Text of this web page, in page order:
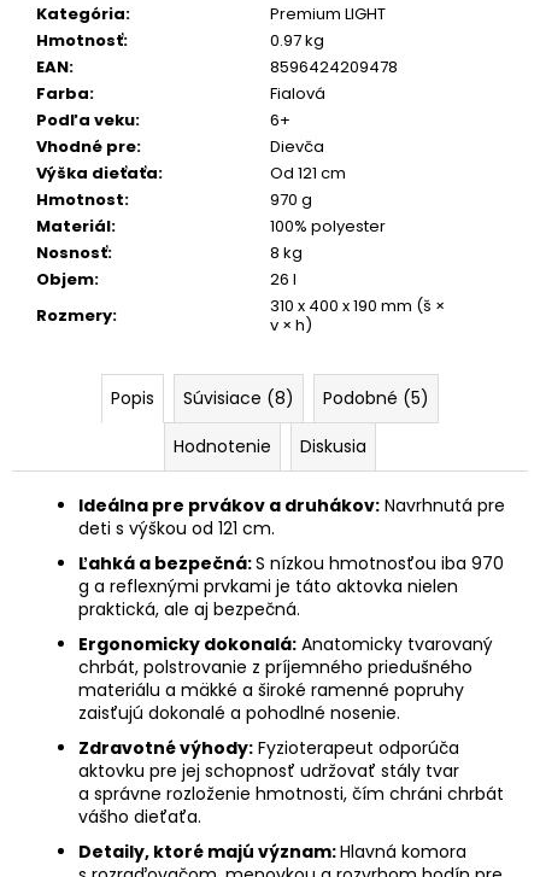
Kategória:
Premium LIGHT
Hmotnosť:
0.97 kg
EAN:
8596424209478
Farba:
Fialová
Podľa veku:
6+
Vhodné pre:
Dievča
Výška dieťaťa:
Od 121 cm
Hmotnost:
970 g
Materiál:
100% polyester
Nosnosť:
8 kg
Objem:
26 l
Rozmery:
310 x 400 x 190 mm (š ×
v × h)
Popis Súvisiace (8)
Podobné (5)
Hodnotenie
Diskusia
Ideálna pre prvákov a druhákov: Navrhnutá pre
deti s výškou od 121 cm.
Ľahká a bezpečná:S nízkou hmotnosťou iba 970
g a reflexnými prvkami je táto aktovka nielen
praktická, ale aj bezpečná.
Ergonomicky dokonalá: Anatomicky tvarovaný
chrbát, polstrovanie z príjemného priedušného
materiálu a mäkké a široké ramenné popruhy
zaisťujú dokonalé a pohodlné nosenie.
Zdravotné výhody: Fyzioterapeut odporúča
aktovku pre jej schopnosť udržovať stály tvar
a správne rozloženie hmotnosti, čím chráni chrbát
vášho dieťaťa.
Detaily, ktoré majú význam:Hlavná komora